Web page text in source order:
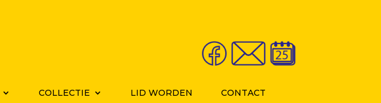
COLLECTIE LID WORDEN CONTACT